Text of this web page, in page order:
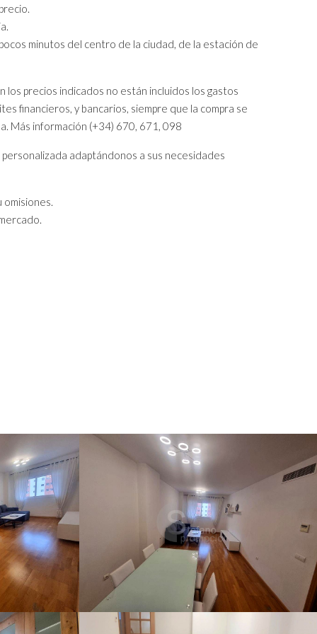
minutos del centro de la ciudad, de la estación de
precios indicados no están incluidos los gastos
financieros, y bancarios, siempre que la compra se
Más información (+34) 670, 671, 098
adaptándonos a sus necesidades